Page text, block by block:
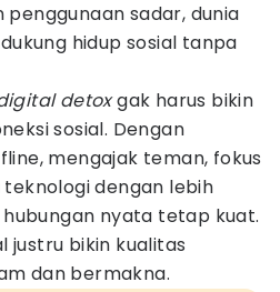
penggunaan sadar, dunia
hidup sosial tanpa
detoxgak harus bikin
sosial. Dengan
mengajak teman, fokus
dengan lebih
nyata tetap kuat.
justru bikin kualitas
dan bermakna.